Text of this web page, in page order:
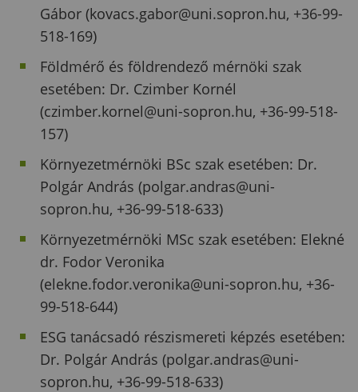
Gábor (kovacs.gabor@uni.sopron.hu, +36-99-
518-169)
Földmérő és földrendező mérnöki szak
esetében: Dr. Czimber Kornél
(czimber.kornel@uni-sopron.hu, +36-99-518-
157)
Környezetmérnöki BSc szak esetében: Dr.
Polgár András (polgar.andras@uni-
sopron.hu, +36-99-518-633)
Környezetmérnöki MSc szak esetében: Elekné
dr. Fodor Veronika
(elekne.fodor.veronika@uni-sopron.hu, +36-
99-518-644)
ESG tanácsadó részismereti képzés esetében:
Dr. Polgár András (polgar.andras@uni-
sopron.hu, +36-99-518-633)